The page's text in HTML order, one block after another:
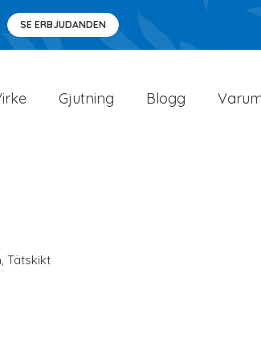
SE ERBJUDANDEN
Gjutning Blogg
, Tätskikt